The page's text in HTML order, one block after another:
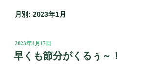
月別: 2023年1月
投
稿
日:
2023年1月17日
早くも節分がくるぅ～！